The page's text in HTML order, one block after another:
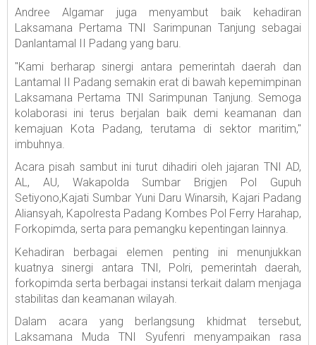
Andree Algamar juga menyambut baik kehadiran
Laksamana Pertama TNI Sarimpunan Tanjung sebagai
Danlantamal II Padang yang baru.
"Kami berharap sinergi antara pemerintah daerah dan
Lantamal II Padang semakin erat di bawah kepemimpinan
Laksamana Pertama TNI Sarimpunan Tanjung. Semoga
kolaborasi ini terus berjalan baik demi keamanan dan
kemajuan Kota Padang, terutama di sektor maritim,"
imbuhnya.
Acara pisah sambut ini turut dihadiri oleh jajaran TNI AD,
AL, AU, Wakapolda Sumbar Brigjen Pol Gupuh
Setiyono,Kajati Sumbar Yuni Daru Winarsih, Kajari Padang
Aliansyah, Kapolresta Padang Kombes Pol Ferry Harahap,
Forkopimda, serta para pemangku kepentingan lainnya.
Kehadiran berbagai elemen penting ini menunjukkan
kuatnya sinergi antara TNI, Polri, pemerintah daerah,
forkopimda serta berbagai instansi terkait dalam menjaga
stabilitas dan keamanan wilayah.
Dalam acara yang berlangsung khidmat tersebut,
Laksamana Muda TNI Syufenri menyampaikan rasa